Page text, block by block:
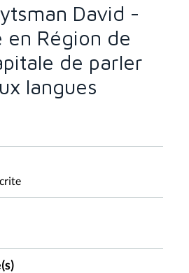
David -
en Région de
de parler
langues